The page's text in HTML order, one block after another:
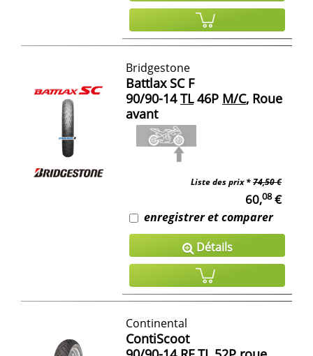
Bridgestone
Battlax SC F
90/90-14 TL46P M/C, Roue
avant
Liste des prix *74,50 €
60,08€
enregistrer et comparer
Détails
Continental
ContiScoot